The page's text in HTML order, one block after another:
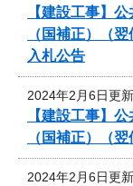
【建設工事】
（国補正）（
入札公告
2024年2月6日更新
【建設工事】
（国補正）（
2024年2月6日更新